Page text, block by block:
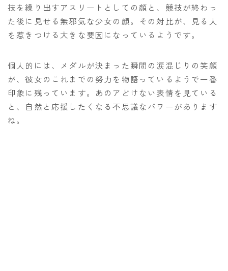
技を繰り出すアスリートとしての顔と、競技が終わっ
た後に見せる無邪気な少女の顔。その対比が、見る人
を惹きつける大きな要因になっているようです。
個人的には、メダルが決まった瞬間の涙混じりの笑顔
が、彼女のこれまでの努力を物語っているようで一番
印象に残っています。あのアどけない表情を見ている
と、自然と応援したくなる不思議なパワーがあります
ね。